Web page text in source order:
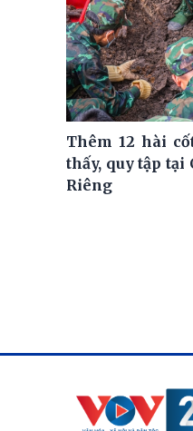
Thêm 12 hài
thấy, quy tập tại
Riêng